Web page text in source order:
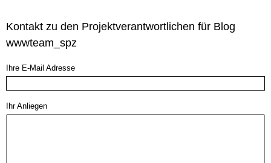
Kontakt zu den Projektverantwortlichen für Blog
wwwteam_spz
Ihre E-Mail Adresse
Ihr Anliegen